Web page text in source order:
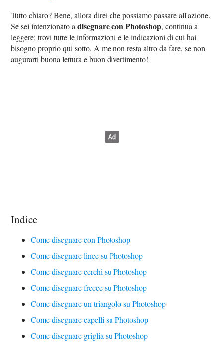
Tutto chiaro? Bene, allora direi che possiamo passare all'azione.
Se sei intenzionato adisegnare con Photoshop, continua a
leggere: trovi tutte le informazioni e le indicazioni di cui hai
bisogno proprio qui sotto. A me non resta altro da fare, se non
augurarti buona lettura e buon divertimento!
Indice
Come disegnare con Photoshop
Come disegnare linee su Photoshop
Come disegnare cerchi su Photoshop
Come disegnare frecce su Photoshop
Come disegnare un triangolo su Photoshop
Come disegnare capelli su Photoshop
Come disegnare griglia su Photoshop